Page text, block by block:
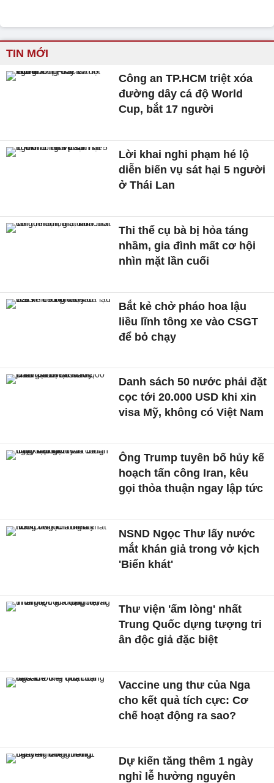
TIN MỚI
Công an TP.HCM triệt xóa
đường dây cá độ World
Cup, bắt 17 người
Lời khai nghi phạm hé lộ
diễn biến vụ sát hại 5 người
ở Thái Lan
Thi thể cụ bà bị hỏa táng
nhầm, gia đình mất cơ hội
nhìn mặt lần cuối
Bắt kẻ chở pháo hoa lậu
liều lĩnh tông xe vào CSGT
để bỏ chạy
Danh sách 50 nước phải đặt
cọc tới 20.000 USD khi xin
visa Mỹ, không có Việt Nam
Ông Trump tuyên bố hủy kế
hoạch tấn công Iran, kêu
gọi thỏa thuận ngay lập tức
NSND Ngọc Thư lấy nước
mắt khán giả trong vở kịch
'Biển khát'
Thư viện 'ấm lòng' nhất
Trung Quốc dựng tượng tri
ân độc giả đặc biệt
Vaccine ung thư của Nga
cho kết quả tích cực: Cơ
chế hoạt động ra sao?
Dự kiến tăng thêm 1 ngày
nghỉ lễ hưởng nguyên